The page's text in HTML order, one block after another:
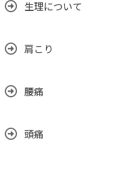
生理について
肩こり
腰痛
頭痛